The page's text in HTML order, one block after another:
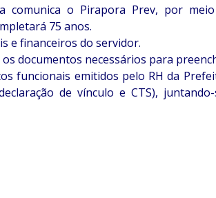
comunica o Pirapora Prev, por
75 anos.
e financeiros do servidor.
documentos necessários para
funcionais emitidos pelo RH da
de vínculo e CTS),